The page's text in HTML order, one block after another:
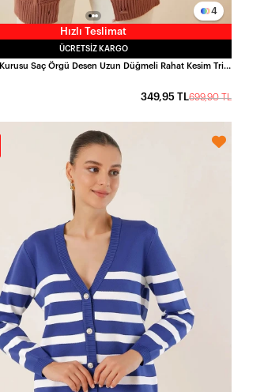
Hızlı Teslimat
4
ÜCRETSIZ KARGO
Kadın Gül Kurusu Saç Örgü Desen Uzun Düğmeli Rahat Kesim Triko Hırka HZL23W-BD1100691
699,90 TL
349,95 TL